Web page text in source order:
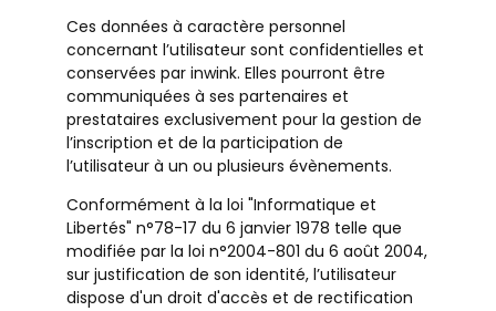
Ces données à caractère personnel
concernant l’utilisateur sont confidentielles et
conservées par inwink. Elles pourront être
communiquées à ses partenaires et
prestataires exclusivement pour la gestion de
l’inscription et de la participation de
l’utilisateur à un ou plusieurs évènements.
Conformément à la loi "Informatique et
Libertés" n°78-17 du 6 janvier 1978 telle que
modifiée par la loi n°2004-801 du 6 août 2004,
sur justification de son identité, l’utilisateur
dispose d'un droit d'accès et de rectification